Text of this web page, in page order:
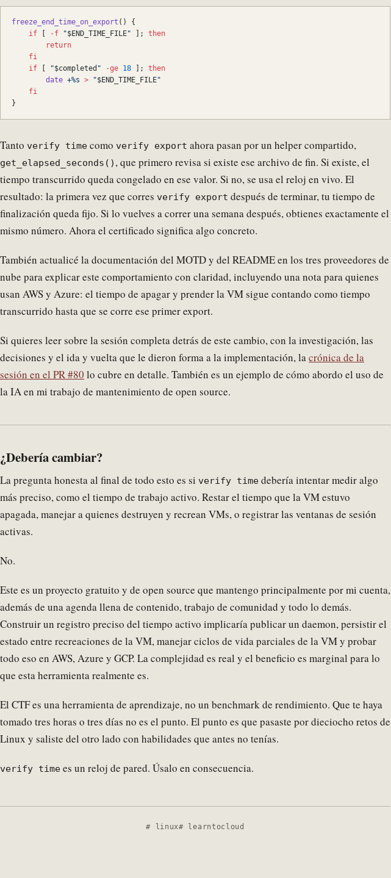
freeze_end_time_on_export () {
    if
[ -f "$END_TIME_FILE" ]; then
        return
    fi
    if
[ "$completed " -ge 18 ]; then
        date
+%s > "$END_TIME_FILE"
    fi
}
Tanto verify time como verify export ahora pasan por un helper compartido,
get_elapsed_seconds() , que primero revisa si existe ese archivo de fin. Si existe, el
tiempo transcurrido queda congelado en ese valor. Si no, se usa el reloj en vivo. El
resultado: la primera vez que corres verify export después de terminar, tu tiempo de
finalización queda fijo. Si lo vuelves a correr una semana después, obtienes exactamente el
mismo número. Ahora el certificado significa algo concreto.
También actualicé la documentación del MOTD y del README en los tres proveedores de
nube para explicar este comportamiento con claridad, incluyendo una nota para quienes
usan AWS y Azure: el tiempo de apagar y prender la VM sigue contando como tiempo
transcurrido hasta que se corre ese primer export.
Si quieres leer sobre la sesión completa detrás de este cambio, con la investigación, las
decisiones y el ida y vuelta que le dieron forma a la implementación, lacrónica de la
sesión en el PR #80 lo cubre en detalle. También es un ejemplo de cómo abordo el uso de
la IA en mi trabajo de mantenimiento de open source.
¿Debería cambiar?
La pregunta honesta al final de todo esto es si verify time debería intentar medir algo
más preciso, como el tiempo de trabajo activo. Restar el tiempo que la VM estuvo
apagada, manejar a quienes destruyen y recrean VMs, o registrar las ventanas de sesión
activas.
No.
Este es un proyecto gratuito y de open source que mantengo principalmente por mi cuenta,
además de una agenda llena de contenido, trabajo de comunidad y todo lo demás.
Construir un registro preciso del tiempo activo implicaría publicar un daemon, persistir el
estado entre recreaciones de la VM, manejar ciclos de vida parciales de la VM y probar
todo eso en AWS, Azure y GCP. La complejidad es real y el beneficio es marginal para lo
que esta herramienta realmente es.
El CTF es una herramienta de aprendizaje, no un benchmark de rendimiento. Que te haya
tomado tres horas o tres días no es el punto. El punto es que pasaste por dieciocho retos de
Linux y saliste del otro lado con habilidades que antes no tenías.
verify time es un reloj de pared. Úsalo en consecuencia.
linux learntocloud